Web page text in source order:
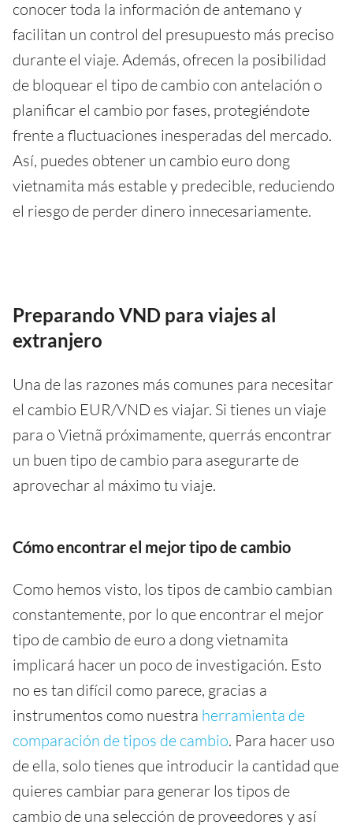
conocer toda la información de antemano y
facilitan un control del presupuesto más preciso
durante el viaje. Además, ofrecen la posibilidad
de bloquear el tipo de cambio con antelación o
planificar el cambio por fases, protegiéndote
frente a fluctuaciones inesperadas del mercado.
Así, puedes obtener un cambio euro dong
vietnamita más estable y predecible, reduciendo
el riesgo de perder dinero innecesariamente.
Preparando VND para viajes al
extranjero
Una de las razones más comunes para necesitar
el cambio EUR/VND es viajar. Si tienes un viaje
para o Vietnã próximamente, querrás encontrar
un buen tipo de cambio para asegurarte de
aprovechar al máximo tu viaje.
Cómo encontrar el mejor tipo de cambio
Como hemos visto, los tipos de cambio cambian
constantemente, por lo que encontrar el mejor
tipo de cambio de euro a dong vietnamita
implicará hacer un poco de investigación. Esto
no es tan difícil como parece, gracias a
instrumentos como nuestra herramienta de
comparación de tipos de cambio. Para hacer uso
de ella, solo tienes que introducir la cantidad que
quieres cambiar para generar los tipos de
cambio de una selección de proveedores y así